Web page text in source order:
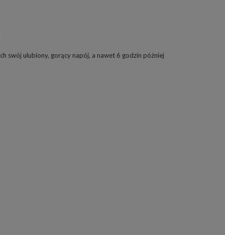
swój ulubiony, gorący napój, a nawet 6 godzin później